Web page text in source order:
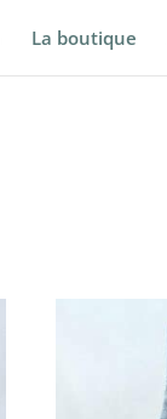
La boutique